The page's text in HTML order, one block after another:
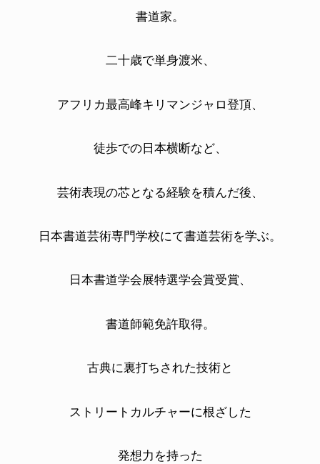
書道家。
二十歳で単身渡米、
アフリカ最高峰キリマンジャロ登頂、
徒歩での日本横断など、
芸術表現の芯となる経験を積んだ後、
日本書道芸術専門学校にて書道芸術を学ぶ。
日本書道学会展特選学会賞受賞、
書道師範免許取得。
古典に裏打ちされた技術と
ストリートカルチャーに根ざした
発想力を持った